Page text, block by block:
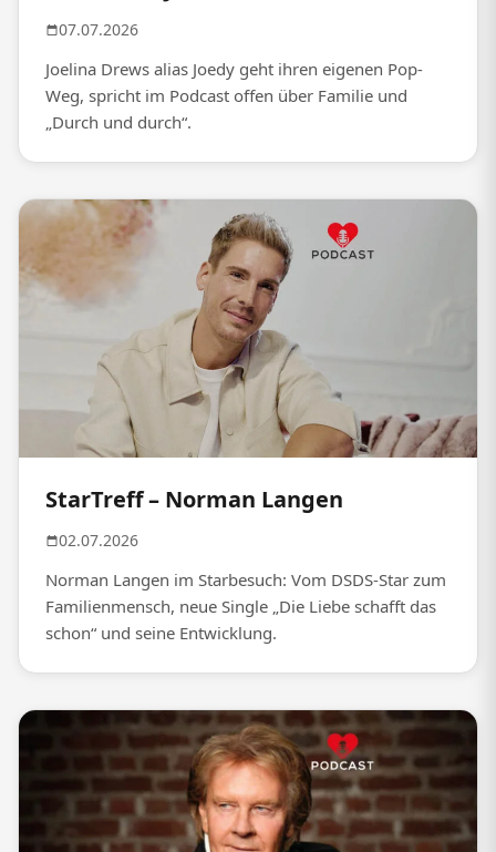
07.07.2026
Joelina Drews alias Joedy geht ihren eigenen Pop-
Weg, spricht im Podcast offen über Familie und
„Durch und durch“.
StarTreff – Norman Langen
02.07.2026
Norman Langen im Starbesuch: Vom DSDS-Star zum
Familienmensch, neue Single „Die Liebe schafft das
schon“ und seine Entwicklung.